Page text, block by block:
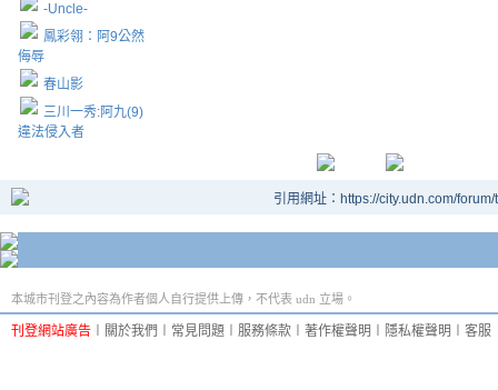
-Uncle-
鳳彩翎：阿9公然
侮辱
春山影
三川一秀:阿九(9)
違法侵入者
引用網址：https://city.udn.com/
本城市刊登之內容為作者個人自行提供上傳，不代表 udn 立場。
刊登網站廣告 關於我們 常見問題 服務條款 著作權聲明 隱私權聲明 客服